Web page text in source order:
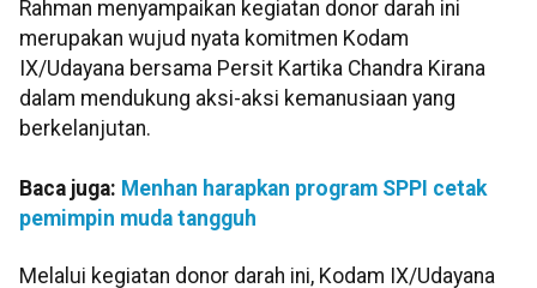
Rahman menyampaikan kegiatan donor darah ini
merupakan wujud nyata komitmen Kodam
IX/Udayana bersama Persit Kartika Chandra Kirana
dalam mendukung aksi-aksi kemanusiaan yang
berkelanjutan.
Baca juga: Menhan harapkan program SPPI cetak
pemimpin muda tangguh
Melalui kegiatan donor darah ini, Kodam IX/Udayana